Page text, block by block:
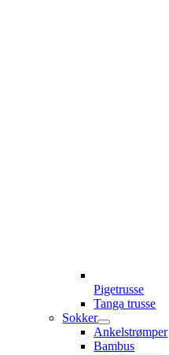
Pigetrusse
Tanga trusse
Sokker
Ankelstrømper
Bambus